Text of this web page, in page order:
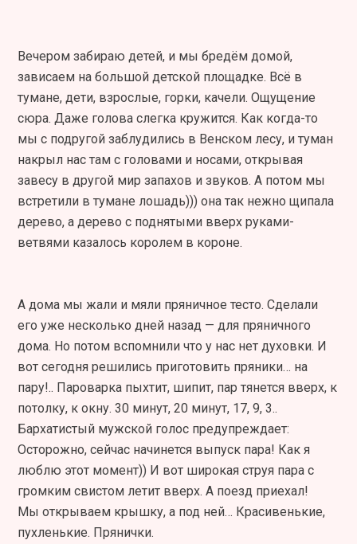
Вечером забираю детей, и мы бредём домой,
зависаем на большой детской площадке. Всё в
тумане, дети, взрослые, горки, качели. Ощущение
сюра. Даже голова слегка кружится. Как когда-то
мы с подругой заблудились в Венском лесу, и туман
накрыл нас там с головами и носами, открывая
завесу в другой мир запахов и звуков. А потом мы
встретили в тумане лошадь))) она так нежно щипала
дерево, а дерево с поднятыми вверх руками-
ветвями казалось королем в короне.
А дома мы жали и мяли пряничное тесто. Сделали
его уже несколько дней назад — для пряничного
дома. Но потом вспомнили что у нас нет духовки. И
вот сегодня решились приготовить пряники… на
пару!.. Пароварка пыхтит, шипит, пар тянется вверх, к
потолку, к окну. 30 минут, 20 минут, 17, 9, 3..
Бархатистый мужской голос предупреждает:
Осторожно, сейчас начинется выпуск пара! Как я
люблю этот момент)) И вот широкая струя пара с
громким свистом летит вверх. А поезд приехал!
Мы открываем крышку, а под ней… Красивенькие,
пухленькие. Прянички.